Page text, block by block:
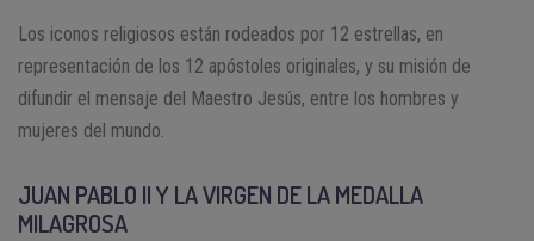
Los iconos religiosos están rodeados por 12 estrellas, en
representación de los 12 apóstoles originales, y su misión de
difundir el mensaje del Maestro Jesús, entre los hombres y
mujeres del mundo.
JUAN PABLO II Y LA VIRGEN DE LA MEDALLA
MILAGROSA